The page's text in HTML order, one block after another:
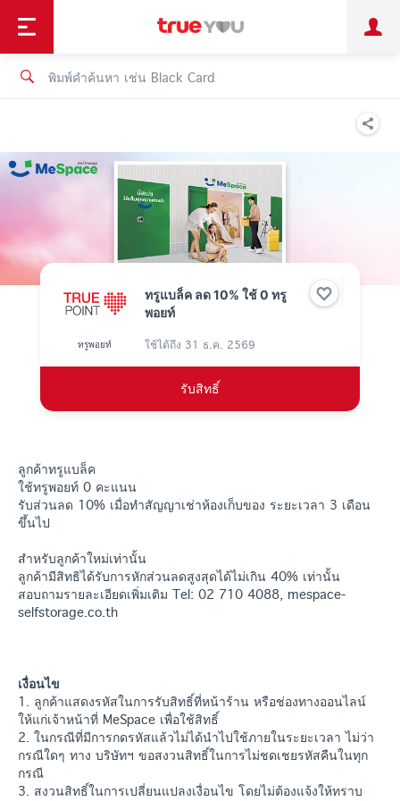
ลูกค้าบุคคล ลูกค้าองค์กร
ช้อป
เทรนด์เทคโนโลยี
ทรูแบล็ค ลด 10% ใช้ 0 ทรู
พอยท์
ทรูพอยท์ ใช้ได้ถึง 31 ธ.ค. 2569
รับสิทธิ์
ลูกค้าทรูแบล็ค
ใช้ทรูพอยท์ 0 คะแนน
รับส่วนลด 10% เมื่อทำสัญญาเช่าห้องเก็บของ ระยะเวลา 3 เดือน
ขึ้นไป
สำหรับลูกค้าใหม่เท่านั้น
ลูกค้ามีสิทธิได้รับการหักส่วนลดสูงสุดได้ไม่เกิน 40% เท่านั้น
สอบถามรายละเอียดเพิ่มเติม Tel: 02 710 4088, mespace-
selfstorage.co.th
เงื่อนไข
1. ลูกค้าแสดงรหัสในการรับสิทธิ์ที่หน้าร้าน หรือช่องทางออนไลน์
ให้แก่เจ้าหน้าที่ MeSpace เพื่อใช้สิทธิ์
2. ในกรณีที่มีการกดรหัสแล้วไม่ได้นำไปใช้ภายในระยะเวลา ไม่ว่า
กรณีใดๆ ทาง บริษัทฯ ขอสงวนสิทธิ์ในการไม่ชดเชยรหัสคืนในทุก
กรณี
3. สงวนสิทธิ์ในการเปลี่ยนแปลงเงื่อนไข โดยไม่ต้องแจ้งให้ทราบ